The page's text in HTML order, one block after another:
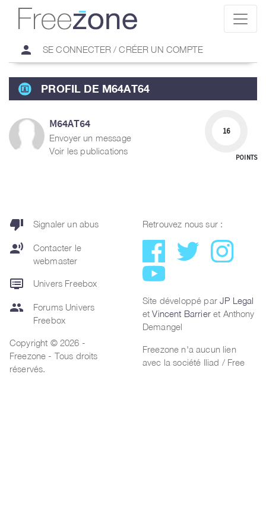
person SE CONNECTER / CRÉER UN COMPTE
PROFIL DE M64AT64
M64AT64
Envoyer un message
Voir les publications
16
POINTS
thumb_down Signaler un abus
record_voice_over
Contacter le
webmaster
dvr Univers Freebox
group
Forums Univers
Freebox
Copyright © 2026 -
Freezone - Tous droits
réservés.
Retrouvez nous sur :
Site développé parJP Legal
etVincent Barrieret Anthony
Demangel
Freezone n'a aucun lien
avec la société Iliad / Free